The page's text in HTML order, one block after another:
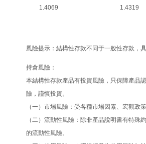
1.4069 1.4319
風險提示：結構性存款不同于一般性存款，
持倉風險：
本結構性存款產品有投資風險，只保障產品
險，謹慎投資。
（一）市場風險：受各種市場因素、宏觀政
（二）流動性風險：除非產品說明書有特
的流動性風險。